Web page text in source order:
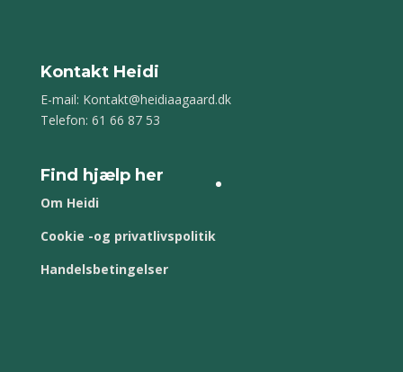
Kontakt Heidi
E-mail: Kontakt@heidiaagaard.dk
Telefon: 61 66 87 53
Find hjælp her
Om Heidi
Cookie -og privatlivspolitik
Handelsbetingelser